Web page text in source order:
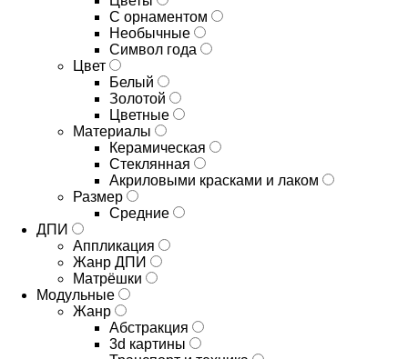
С орнаментом
Необычные
Символ года
Цвет
Белый
Золотой
Цветные
Материалы
Керамическая
Стеклянная
Акриловыми красками и лаком
Размер
Средние
ДПИ
Аппликация
Жанр ДПИ
Матрёшки
Модульные
Жанр
Абстракция
3d картины